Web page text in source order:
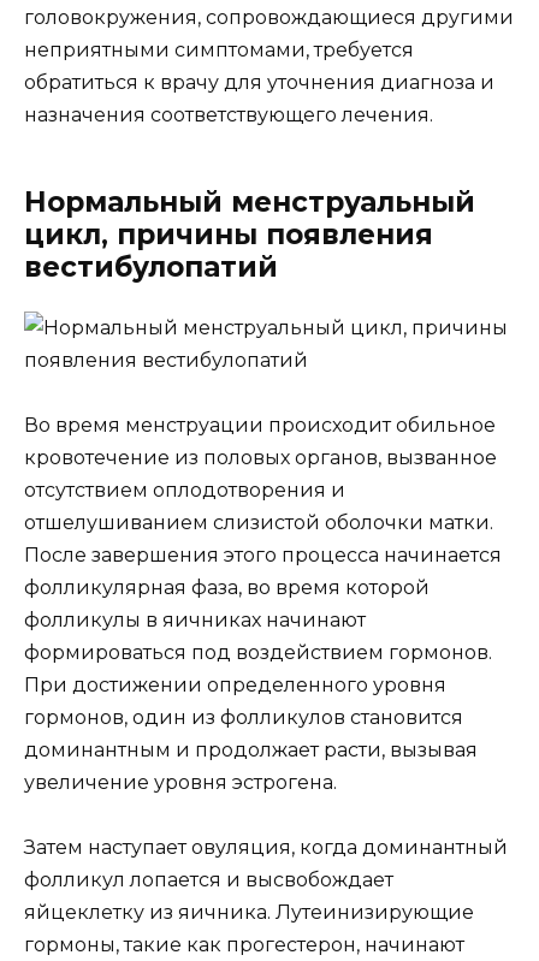
головокружения, сопровождающиеся другими
неприятными симптомами, требуется
обратиться к врачу для уточнения диагноза и
назначения соответствующего лечения.
Нормальный менструальный
цикл, причины появления
вестибулопатий
Во время менструации происходит обильное
кровотечение из половых органов, вызванное
отсутствием оплодотворения и
отшелушиванием слизистой оболочки матки.
После завершения этого процесса начинается
фолликулярная фаза, во время которой
фолликулы в яичниках начинают
формироваться под воздействием гормонов.
При достижении определенного уровня
гормонов, один из фолликулов становится
доминантным и продолжает расти, вызывая
увеличение уровня эстрогена.
Затем наступает овуляция, когда доминантный
фолликул лопается и высвобождает
яйцеклетку из яичника. Лутеинизирующие
гормоны, такие как прогестерон, начинают